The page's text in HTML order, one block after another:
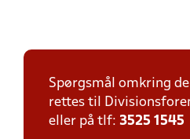
Spørgsmål omkring
rettes til
eller på tlf: 3525 1545